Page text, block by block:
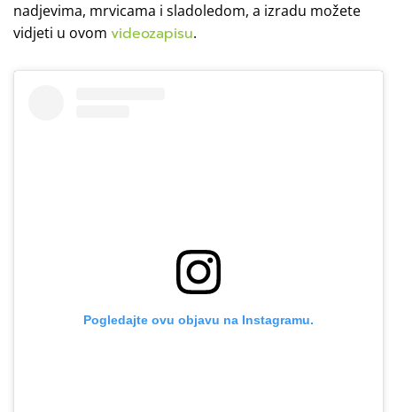
nadjevima, mrvicama i sladoledom, a izradu možete
vidjeti u ovom videozapisu.
Pogledajte ovu objavu na Instagramu.